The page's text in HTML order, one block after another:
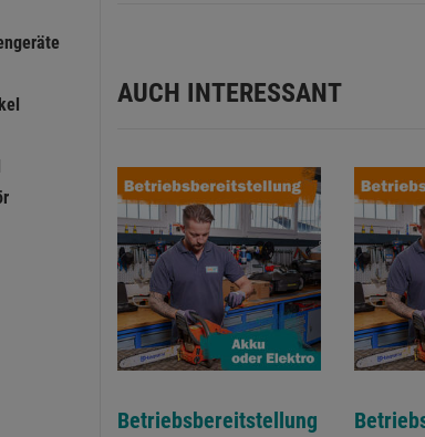
AUCH INTERESSANT
Betriebsbereitstellung